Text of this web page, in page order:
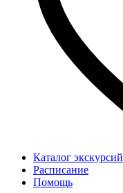
Каталог экскурсий
Расписание
Помощь